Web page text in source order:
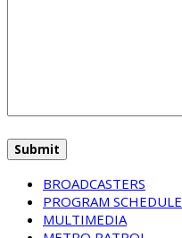
BROADCASTERS
PROGRAM SCHEDULE
MULTIMEDIA